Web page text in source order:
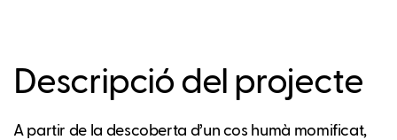
Descripció del projecte
A partir de la descoberta d’un cos humà momificat,